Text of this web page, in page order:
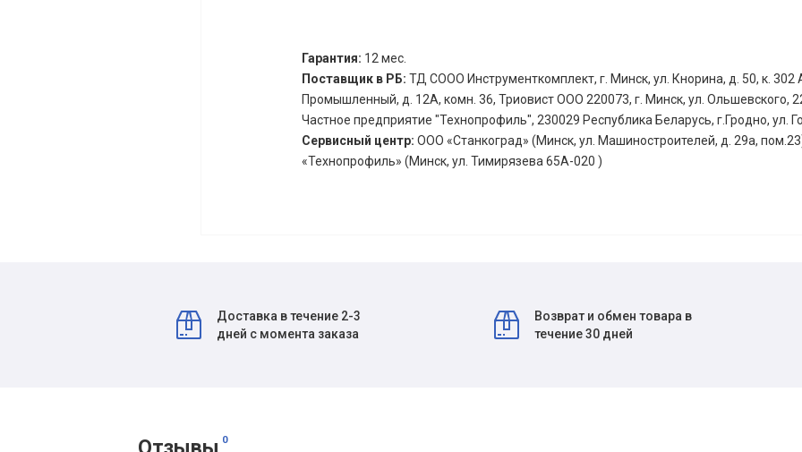
Гарантия: 12 мес.
Поставщик в РБ: ТД СООО Инструменткомплект, г. Минск, ул. Кнорина, д. 50, к. 302
Промышленный, д. 12А, комн. 36, Триовист ООО 220073, г. Минск, ул. Ольшевского,
Частное предприятие "Технопрофиль", 230029 Республика Беларусь, г.Гродно, ул.
Сервисный центр: ООО «Станкоград» (Минск, ул. Машиностроителей, д. 29а,
«Технопрофиль» (Минск, ул. Тимирязева 65А-020 )
Доставка в течение 2-3
дней с момента заказа
Возврат и обмен товара в
течение 30 дней
0